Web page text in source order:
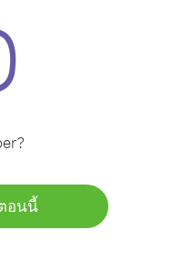
อนนี้